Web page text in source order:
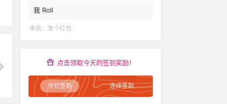
我 Roll
来自： 发个红包
点击领取今天的签到奖励！
今日签到 连续签到